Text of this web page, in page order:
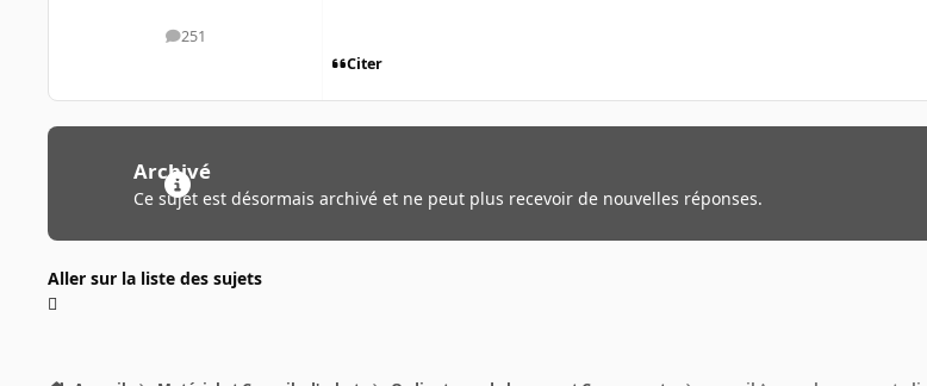
251
messages
Citer
Archivé
Ce sujet est désormais archivé et ne peut plus recevoir de nouvelles réponses.
Aller sur la liste des sujets